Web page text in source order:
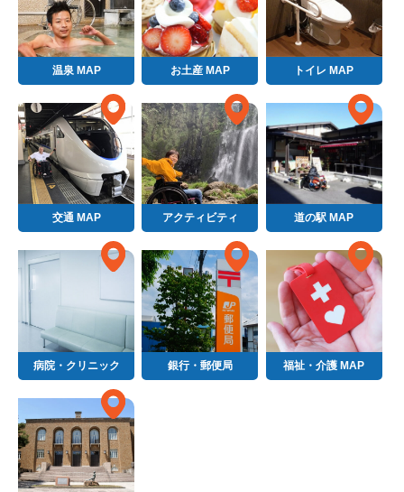
温泉 MAP お土産 MAP トイレ MAP
交通 MAP アクティビティ 道の駅 MAP
病院・クリニック 銀行・郵便局 福祉・介護 MAP